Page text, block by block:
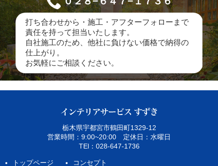
打ち合わせから・施工・アフターフォローまで
責任を持って担当いたします。
自社施工のため、他社に負けない価格で納得の
仕上がり。
お気軽にご相談ください。
栃木県宇都宮市鶴田町1329‐12
営業時間：9:00~20:00 定休日：水曜日
TEl：028-647-1736
トップページ コンセプト